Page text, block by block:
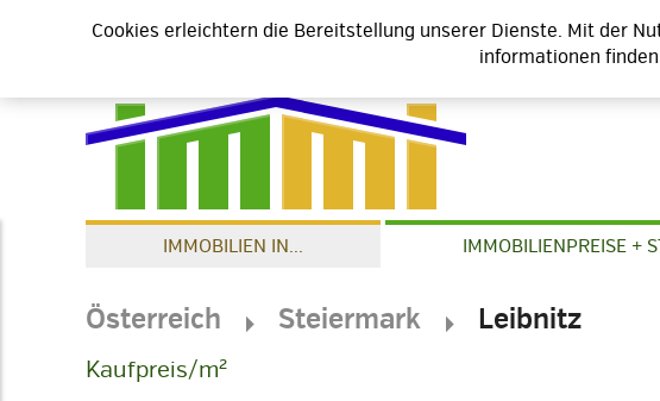
IMMOBILIEN IN... IMMOBILIENPREISE +
Österreich Steiermark Leibnitz
Kaufpreis/m²
Cookies erleichtern die Bereitstellung unserer Dienste. Mit der
informationen